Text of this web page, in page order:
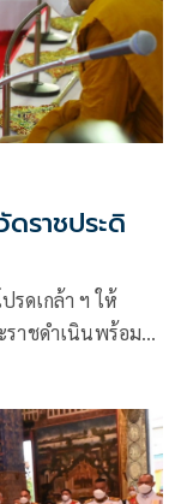
ราชประดิ
รดเกล้า ฯ ให้
ราชดำเนินพร้อม